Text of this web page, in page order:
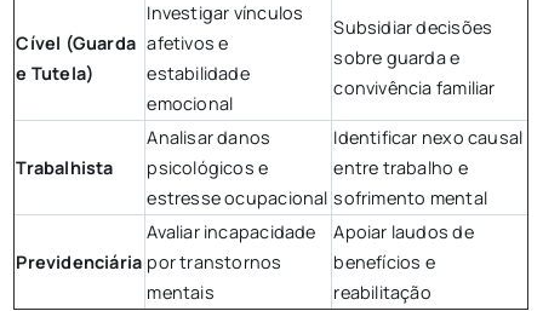
Cível (Guarda
e Tutela)
Investigar vínculos
afetivos e
estabilidade
emocional
Subsidiar decisões
sobre guarda e
convivência familiar
Trabalhista
Analisar danos
psicológicos e
estresse ocupacional
Identificar nexo causal
entre trabalho e
sofrimento mental
Previdenciária
Avaliar incapacidade
por transtornos
mentais
Apoiar laudos de
benefícios e
reabilitação